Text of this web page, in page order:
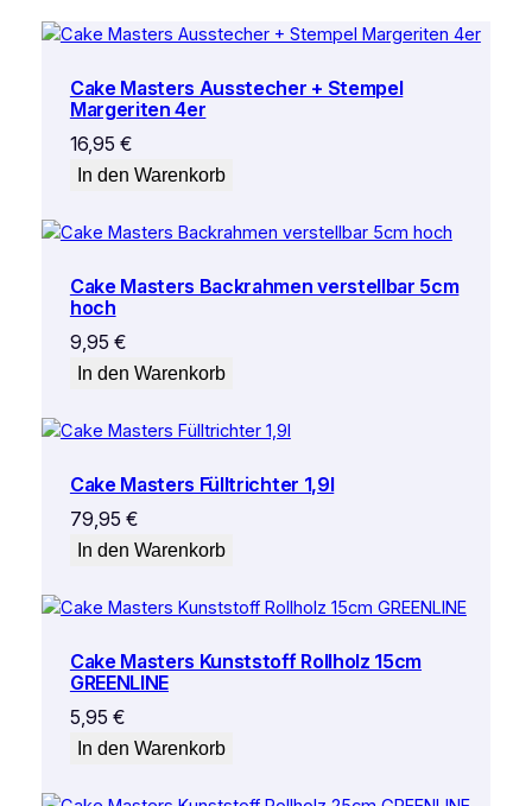
Cake Masters Ausstecher + Stempel
Margeriten 4er
16,95 €
In den Warenkorb
Cake Masters Backrahmen verstellbar 5cm
hoch
9,95 €
In den Warenkorb
Cake Masters Fülltrichter 1,9l
79,95 €
In den Warenkorb
Cake Masters Kunststoff Rollholz 15cm
GREENLINE
5,95 €
In den Warenkorb